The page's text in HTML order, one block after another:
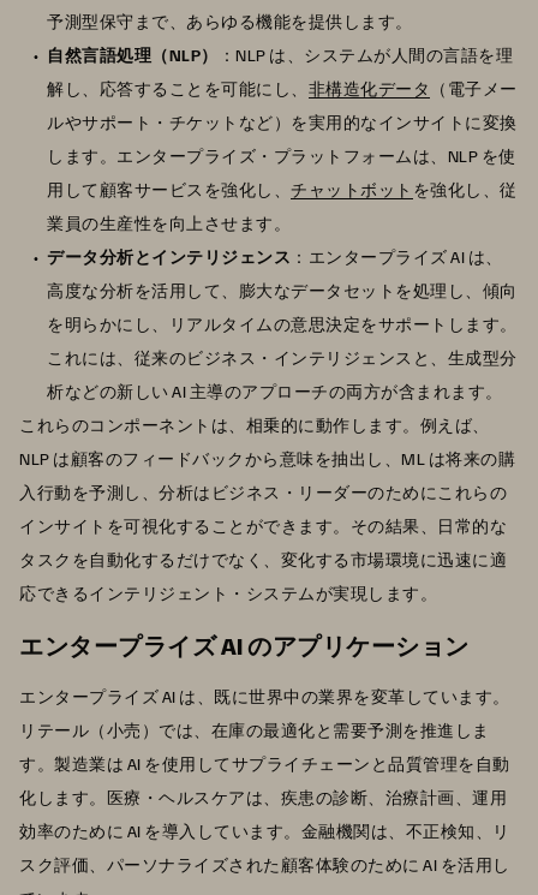
予測型保守まで、あらゆる機能を提供します。
自然言語処理（NLP）
：NLP は、システムが人間の言語を理
解し、応答することを可能にし、 非構造化データ
（電子メー
ルやサポート・チケットなど）を実用的なインサイトに変換
します。エンタープライズ・プラットフォームは、NLP を使
用して顧客サービスを強化し、 チャットボット を強化し、従
業員の生産性を向上させます。
データ分析とインテリジェンス ：エンタープライズ AI は、
高度な分析を活用して、膨大なデータセットを処理し、傾向
を明らかにし、リアルタイムの意思決定をサポートします。
これには、従来のビジネス・インテリジェンスと、生成型分
析などの新しい AI 主導のアプローチの両方が含まれます。
これらのコンポーネントは、相乗的に動作します。例えば、
NLP は顧客のフィードバックから意味を抽出し、ML は将来の購
入行動を予測し、分析はビジネス・リーダーのためにこれらの
インサイトを可視化することができます。その結果、日常的な
タスクを自動化するだけでなく、変化する市場環境に迅速に適
応できるインテリジェント・システムが実現します。
エンタープライズ AI のアプリケーション
エンタープライズ AI は、既に世界中の業界を変革しています。
リテール（小売）では、在庫の最適化と需要予測を推進しま
す。製造業は AI を使用してサプライチェーンと品質管理を自動
化します。医療・ヘルスケアは、疾患の診断、治療計画、運用
効率のために AI を導入しています。金融機関は、不正検知、リ
スク評価、パーソナライズされた顧客体験のために AI を活用し